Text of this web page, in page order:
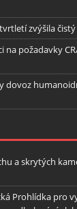
zvýšila
na požadavky
dovoz
a skrytých
Prohlídka pro